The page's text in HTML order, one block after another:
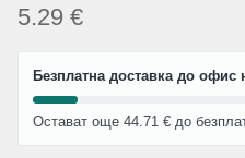
5.29 €
Безплатна доставка до офис
Остават още 44.71 € до